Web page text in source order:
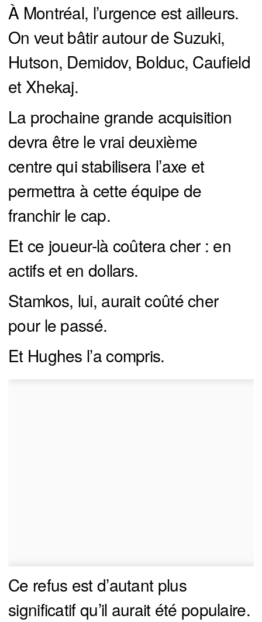
À Montréal, l’urgence est ailleurs.
On veut bâtir autour de Suzuki,
Hutson, Demidov, Bolduc, Caufield
et Xhekaj.
La prochaine grande acquisition
devra être le vrai deuxième
centre qui stabilisera l’axe et
permettra à cette équipe de
franchir le cap.
Et ce joueur-là coûtera cher : en
actifs et en dollars.
Stamkos, lui, aurait coûté cher
pour le passé.
Et Hughes l’a compris.
Ce refus est d’autant plus
significatif qu’il aurait été populaire.